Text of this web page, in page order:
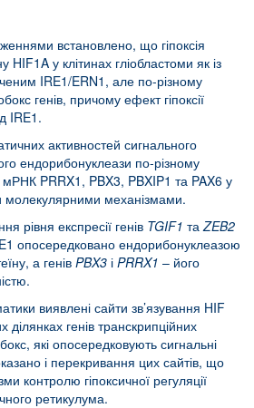
встановлено, що гіпоксія
HIF1A у клітинах гліобластоми як із
IRE1/ERN1, але по-різному
генів, причому ефект гіпоксії
IRE1.
активностей сигнального
ендорибонуклеази по-різному
PRRX1, PBX3, PBXIP1 та PAX6 у
молекулярними механізмами.
рівня експресії генів TGIF1 таZEB2
опосередковано ендорибонуклеазою
а генів PBX3 і PRRX1 – його
виявлені сайти зв’язування HIF
генів транскрипційних
які опосередковують сигнальні
і перекривання цих сайтів, що
контролю гіпоксичної регуляції
ретикулума.